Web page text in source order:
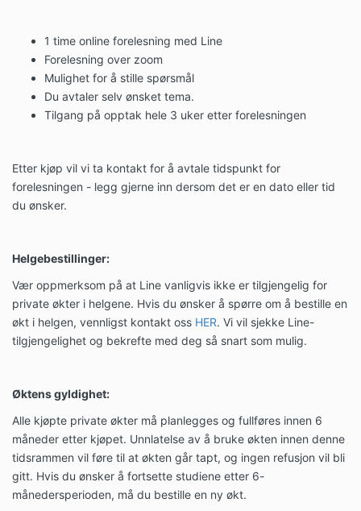
1 time online forelesning med Line
Forelesning over zoom
Mulighet for å stille spørsmål
Du avtaler selv ønsket tema.
Tilgang på opptak hele 3 uker etter forelesningen
Etter kjøp vil vi ta kontakt for å avtale tidspunkt for
forelesningen - legg gjerne inn dersom det er en dato eller tid
du ønsker.
Helgebestillinger:
Vær oppmerksom på at Line vanligvis ikke er tilgjengelig for
private økter i helgene. Hvis du ønsker å spørre om å bestille en
økt i helgen, vennligst kontakt oss HER. Vi vil sjekke Line-
tilgjengelighet og bekrefte med deg så snart som mulig.
Øktens gyldighet:
Alle kjøpte private økter må planlegges og fullføres innen 6
måneder etter kjøpet. Unnlatelse av å bruke økten innen denne
tidsrammen vil føre til at økten går tapt, og ingen refusjon vil bli
gitt. Hvis du ønsker å fortsette studiene etter 6-
månedersperioden, må du bestille en ny økt.